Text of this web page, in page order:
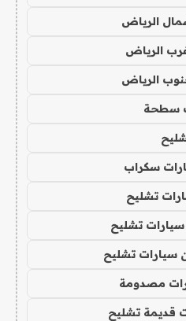
الرياض
الرياض
الرياض
سطحة
سكراب
تشليح
تشليح
سيارات تشليح
مصدومة
قديمة تشليح